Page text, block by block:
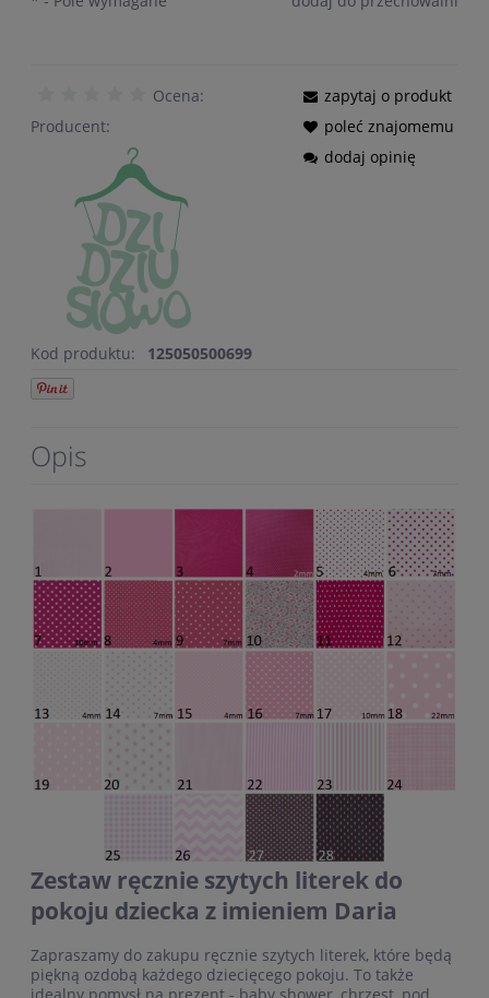
Ocena:
Producent:
Kod produktu: 125050500699
zapytaj o produkt
poleć znajomemu
dodaj opinię
Opis
Zestaw ręcznie szytych literek do
pokoju dziecka z imieniem Daria
Zapraszamy do zakupu ręcznie szytych literek, które będą
piękną ozdobą każdego dziecięcego pokoju. To także